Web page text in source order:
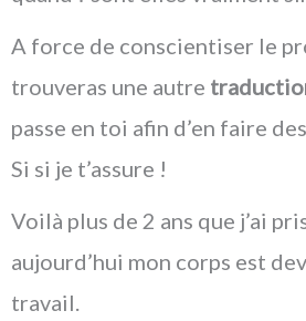
A force de conscientiser le
trouveras une autre
passe en toi afin d’en faire
Si si je t’assure !
Voilà plus de 2 ans que j’ai
aujourd’hui mon corps est
travail.